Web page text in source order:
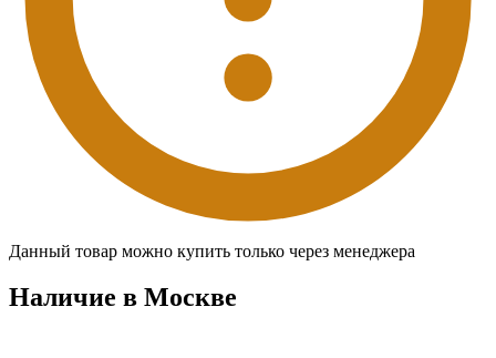
Данный товар можно купить только через менеджера
Наличие в Москвe